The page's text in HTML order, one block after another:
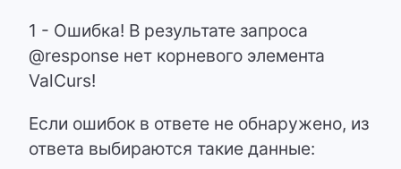
1 - Ошибка! В результате запроса
@response нет корневого элемента
ValCurs!
Если ошибок в ответе не обнаружено, из
ответа выбираются такие данные: